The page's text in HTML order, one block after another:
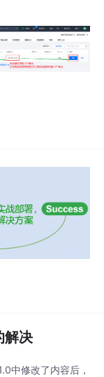
解决
中修改了内容后，